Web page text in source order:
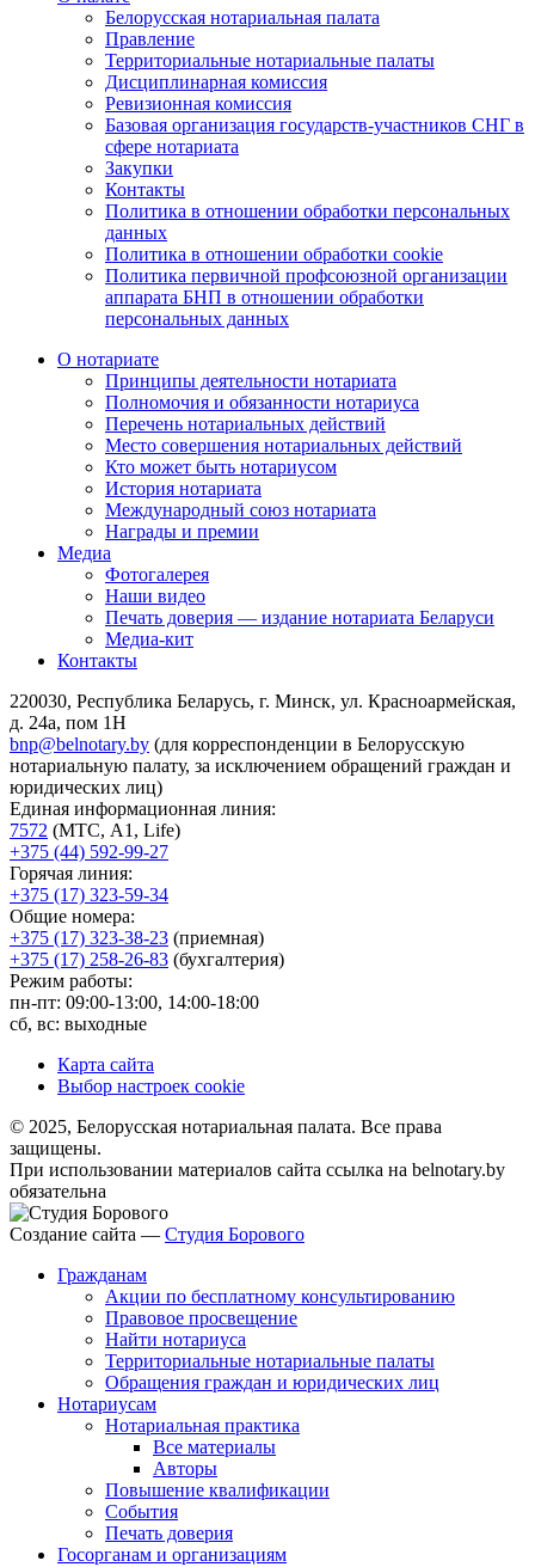
Белорусская нотариальная палата
Правление
Территориальные нотариальные палаты
Дисциплинарная комиссия
Ревизионная комиссия
Базовая организация государств-участников СНГ в
сфере нотариата
Закупки
Контакты
Политика в отношении обработки персональных
данных
Политика в отношении обработки cookie
Политика первичной профсоюзной организации
аппарата БНП в отношении обработки
персональных данных
О нотариате
Принципы деятельности нотариата
Полномочия и обязанности нотариуса
Перечень нотариальных действий
Место совершения нотариальных действий
Кто может быть нотариусом
История нотариата
Международный союз нотариата
Награды и премии
Медиа
Фотогалерея
Наши видео
Печать доверия — издание нотариата Беларуси
Медиа-кит
Контакты
220030, Республика Беларусь, г. Минск, ул. Красноармейская,
д. 24а, пом 1Н
bnp@belnotary.by (для корреспонденции в Белорусскую
нотариальную палату, за исключением обращений граждан и
юридических лиц)
Единая информационная линия:
7572 (МТС, A1, Life)
+375 (44) 592-99-27
Горячая линия:
+375 (17) 323-59-34
Общие номера:
+375 (17) 323-38-23 (приемная)
+375 (17) 258-26-83 (бухгалтерия)
Режим работы:
пн-пт: 09:00-13:00, 14:00-18:00
сб, вс: выходные
Карта сайта
Выбор настроек cookie
© 2025, Белорусская нотариальная палата. Все права
защищены.
При использовании материалов сайта ссылка на belnotary.by
обязательна
Создание сайта — Студия Борового
Гражданам
Акции по бесплатному консультированию
Правовое просвещение
Найти нотариуса
Территориальные нотариальные палаты
Обращения граждан и юридических лиц
Нотариусам
Нотариальная практика
Все материалы
Авторы
Повышение квалификации
События
Печать доверия
Госорганам и организациям